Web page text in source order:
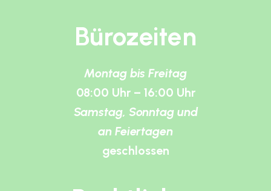
Bürozeiten
Montag bis Freitag
08:00 Uhr – 16:00 Uhr
Samstag, Sonntag und
an Feiertagen
geschlossen